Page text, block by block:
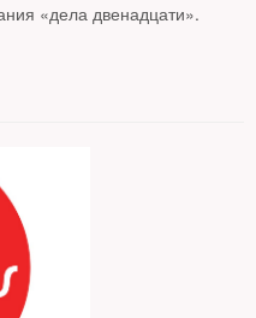
«дела двенадцати».